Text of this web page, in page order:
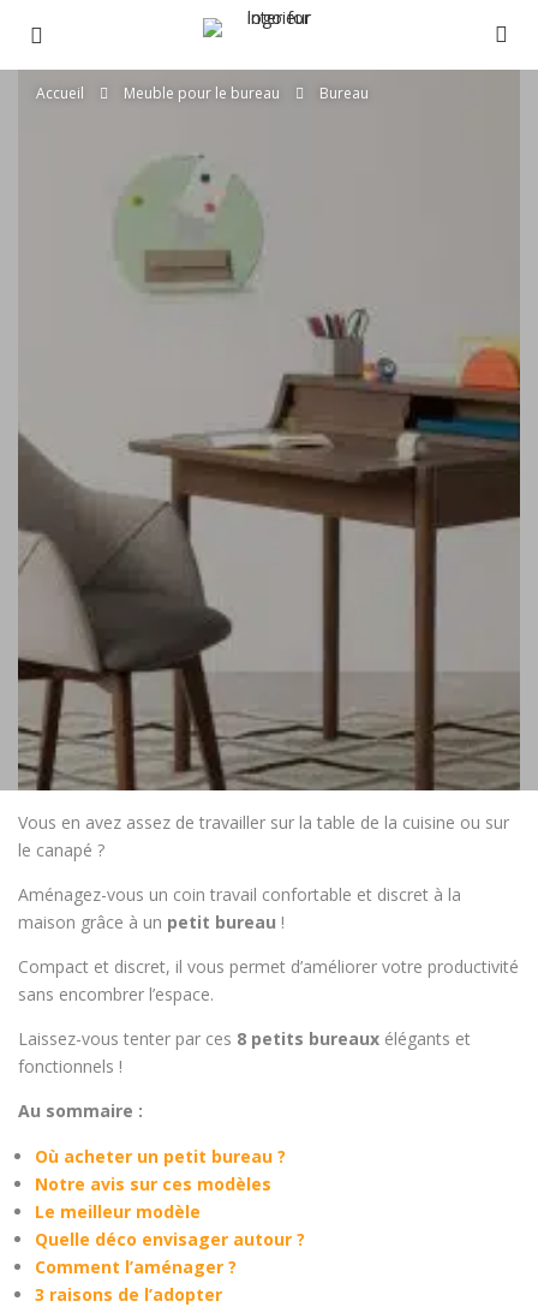
Accueil Meuble pour le bureau Bureau
Vous en avez assez de travailler sur la table de la cuisine ou sur
le canapé ?
Aménagez-vous un coin travail confortable et discret à la
maison grâce à un petit bureau !
Compact et discret, il vous permet d’améliorer votre productivité
sans encombrer l’espace.
Laissez-vous tenter par ces 8 petits bureaux élégants et
fonctionnels !
Au sommaire :
Où acheter un petit bureau ?
Notre avis sur ces modèles
Le meilleur modèle
Quelle déco envisager autour ?
Comment l’aménager ?
3 raisons de l’adopter